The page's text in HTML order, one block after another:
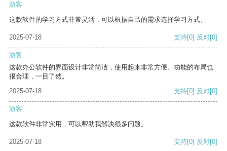
游客
这款软件的学习方式非常灵活，可以根据自己的需求选择学习方式。
2025-07-18 支持[0] 反对[0]
游客
这款办公软件的界面设计非常简洁，使用起来非常方便。功能的布局也
很合理，一目了然。
2025-07-18
支持[0] 反对[0]
游客
这款软件非常实用，可以帮助我解决很多问题。
2025-07-18 支持[0] 反对[0]